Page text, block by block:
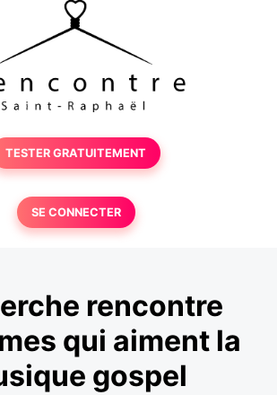
TESTER GRATUITEMENT
SE CONNECTER
rencontre
qui aiment la
gospel